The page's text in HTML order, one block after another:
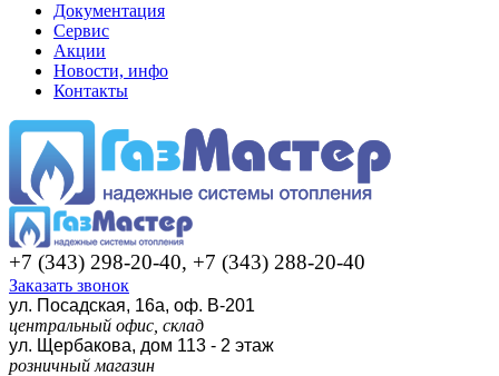
Документация
Сервис
Акции
Новости, инфо
Контакты
+7 (343) 298-20-40, +7 (343) 288-20-40
Заказать звонок
ул. Посадская, 16а, оф. В-201
центральный офис, склад
ул. Щербакова, дом 113 - 2 этаж
розничный магазин